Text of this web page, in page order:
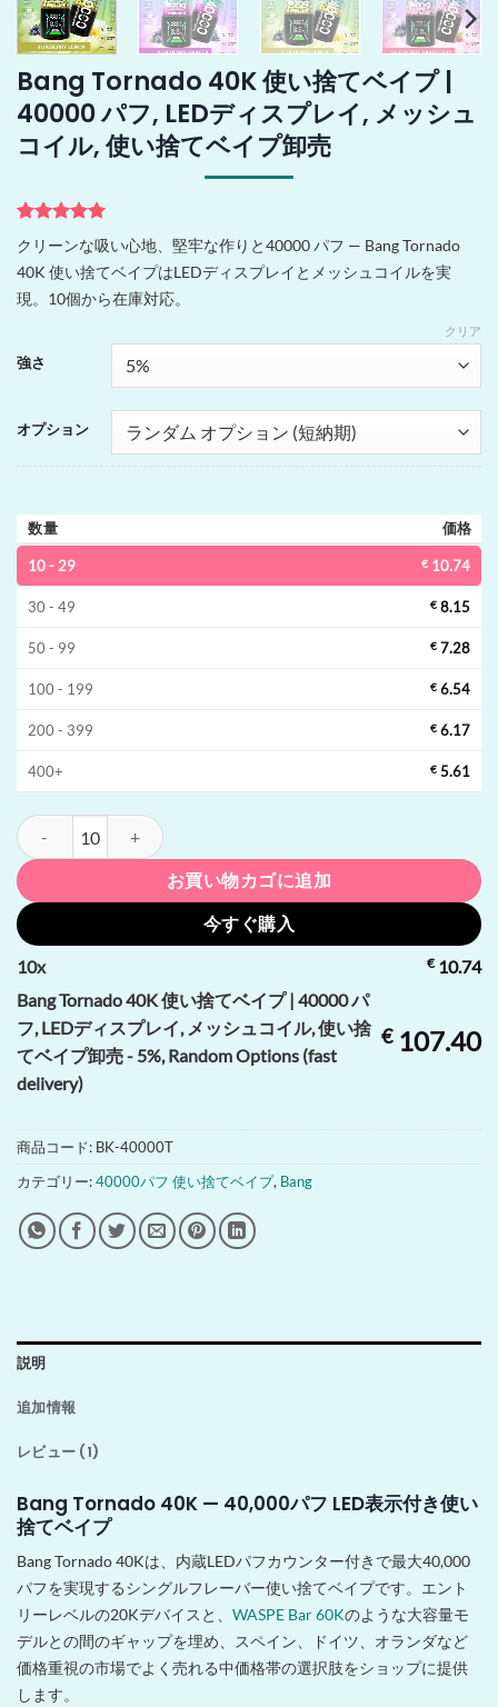
Bang Tornado 40K 使い捨てベイプ |
40000 パフ, LEDディスプレイ, メッシュ
コイル, 使い捨てベイプ卸売
1件の利用者
評価に基づ
く5段階評
価のうち、
5点
クリーンな吸い心地、堅牢な作りと40000 パフ — Bang Tornado
40K 使い捨てベイプはLEDディスプレイとメッシュコイルを実
現。10個から在庫対応。
強さ
オプション
クリア
数量 価格
10 - 29 € 10.74
30 - 49 € 8.15
50 - 99 € 7.28
100 - 199 € 6.54
200 - 399 € 6.17
400+ € 5.61
Bang Tornado 40K 使い捨てベイプ | 40000 パフ, LEDディスプレイ,
お買い物カゴに追加
今すぐ購入
10x €10.74
Bang Tornado 40K 使い捨てベイプ | 40000 パ
フ, LEDディスプレイ, メッシュコイル, 使い捨
てベイプ卸売 - 5%, Random Options (fast
delivery)
€107.40
商品コード: BK-40000T
カテゴリー:40000パフ 使い捨てベイプ, Bang
説明
追加情報
レビュー (1)
Bang Tornado 40K — 40,000パフ LED表示付き使い
捨てベイプ
Bang Tornado 40Kは、内蔵LEDパフカウンター付きで最大40,000
パフを実現するシングルフレーバー使い捨てベイプです。エント
リーレベルの20Kデバイスと、 WASPE Bar 60Kのような大容量モ
デルとの間のギャップを埋め、スペイン、ドイツ、オランダなど
価格重視の市場でよく売れる中価格帯の選択肢をショップに提供
します。